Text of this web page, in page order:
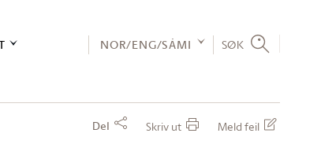
NOR/ENG/SÁMI SØK
Del Skriv ut Meld feil